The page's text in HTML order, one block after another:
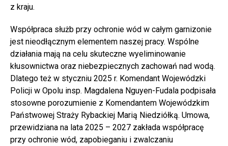
z kraju.
Współpraca służb przy ochronie wód w całym garnizonie
jest nieodłącznym elementem naszej pracy. Wspólne
działania mają na celu skuteczne wyeliminowanie
kłusownictwa oraz niebezpiecznych zachowań nad wodą.
Dlatego też w styczniu 2025 r. Komendant Wojewódzki
Policji w Opolu insp. Magdalena Nguyen-Fudala podpisała
stosowne porozumienie z Komendantem Wojewódzkim
Państwowej Straży Rybackiej Marią Niedziółką. Umowa,
przewidziana na lata 2025 – 2027 zakłada współpracę
przy ochronie wód, zapobieganiu i zwalczaniu